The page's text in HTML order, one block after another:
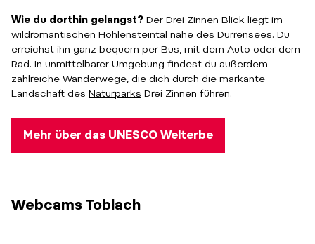
Wie du dorthin gelangst? Der Drei Zinnen Blick liegt im
wildromantischen Höhlensteintal nahe des Dürrensees. Du
erreichst ihn ganz bequem per Bus, mit dem Auto oder dem
Rad. In unmittelbarer Umgebung findest du außerdem
zahlreiche Wanderwege , die dich durch die markante
Landschaft des Naturparks Drei Zinnen führen.
Mehr über das UNESCO Welterbe
Webcams Toblach